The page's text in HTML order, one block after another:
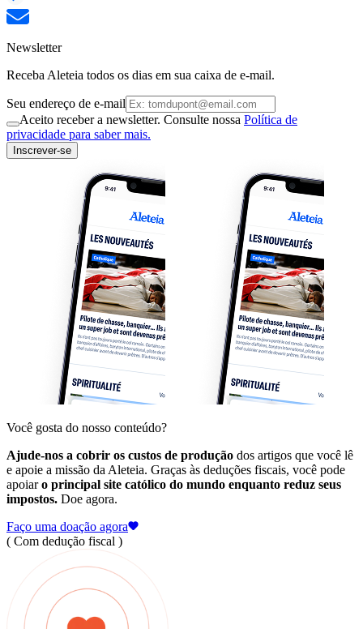
Newsletter
Receba Aleteia todos os dias em sua caixa de e-mail.
Seu endereço de e-mail
Aceito receber a newsletter. Consulte nossa Política de
privacidade para saber mais.
Inscrever-se
Você gosta do nosso conteúdo?
Ajude-nos a cobrir os custos de produção dos artigos que você lê
e apoie a missão da Aleteia. Graças às deduções fiscais, você pode
apoiaro principal site católico do mundo enquanto reduz seus
impostos. Doe agora.
Faço uma doação agora
( Com dedução fiscal )